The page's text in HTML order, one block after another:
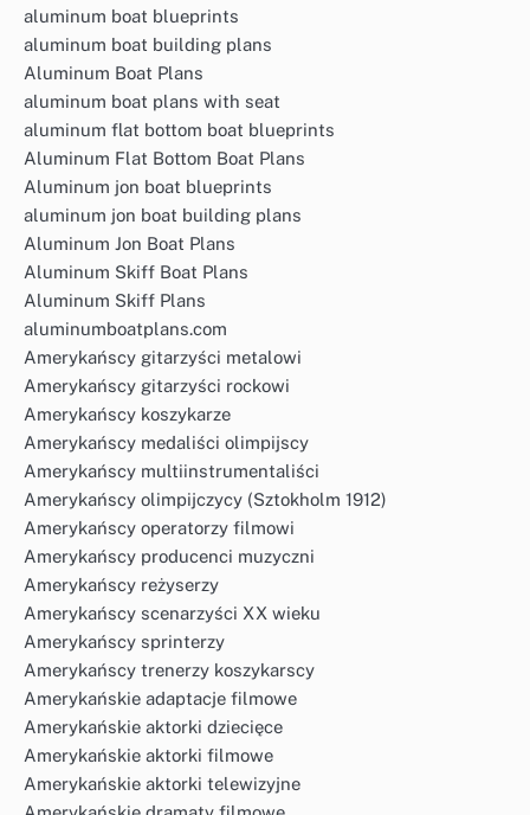
aluminum boat blueprints
aluminum boat building plans
Aluminum Boat Plans
aluminum boat plans with seat
aluminum flat bottom boat blueprints
Aluminum Flat Bottom Boat Plans
Aluminum jon boat blueprints
aluminum jon boat building plans
Aluminum Jon Boat Plans
Aluminum Skiff Boat Plans
Aluminum Skiff Plans
aluminumboatplans.com
Amerykańscy gitarzyści metalowi
Amerykańscy gitarzyści rockowi
Amerykańscy koszykarze
Amerykańscy medaliści olimpijscy
Amerykańscy multiinstrumentaliści
Amerykańscy olimpijczycy (Sztokholm 1912)
Amerykańscy operatorzy filmowi
Amerykańscy producenci muzyczni
Amerykańscy reżyserzy
Amerykańscy scenarzyści XX wieku
Amerykańscy sprinterzy
Amerykańscy trenerzy koszykarscy
Amerykańskie adaptacje filmowe
Amerykańskie aktorki dziecięce
Amerykańskie aktorki filmowe
Amerykańskie aktorki telewizyjne